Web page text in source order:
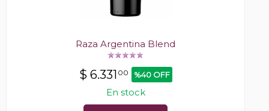
Raza Argentina Blend
$ 6.331 00 %40 OFF
En stock